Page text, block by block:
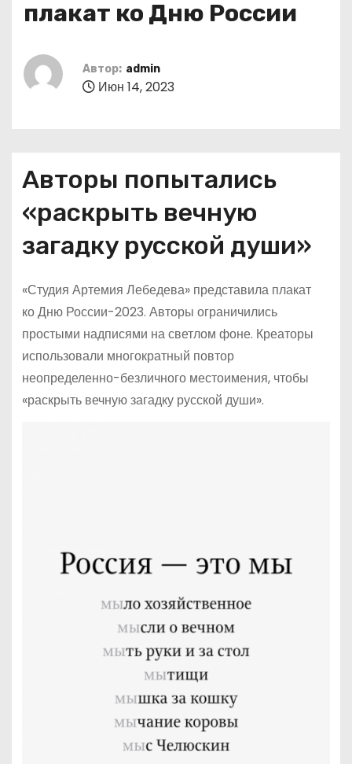
плакат ко Дню России
Автор: admin
Июн 14, 2023
Авторы попытались
«раскрыть вечную
загадку русской души»
«Студия Артемия Лебедева» представила плакат
ко Дню России-2023. Авторы ограничились
простыми надписями на светлом фоне. Креаторы
использовали многократный повтор
неопределенно-безличного местоимения, чтобы
«раскрыть вечную загадку русской души».